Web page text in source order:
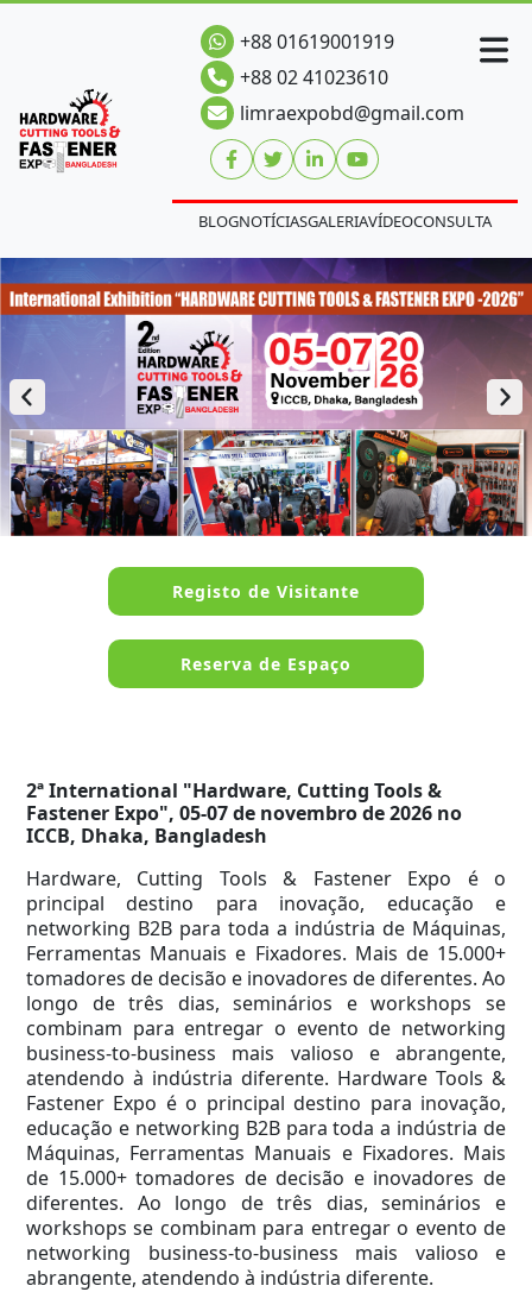
+88 01619001919
+88 02 41023610
limraexpobd@gmail.com
BLOGNOTÍCIASGALERIAVÍDEOCONSULTA
Registo de Visitante
Reserva de Espaço
2ª International "Hardware, Cutting Tools &
Fastener Expo", 05-07 de novembro de 2026 no
ICCB, Dhaka, Bangladesh
Hardware, Cutting Tools & Fastener Expo é o
principal destino para inovação, educação e
networking B2B para toda a indústria de Máquinas,
Ferramentas Manuais e Fixadores. Mais de 15.000+
tomadores de decisão e inovadores de diferentes. Ao
longo de três dias, seminários e workshops se
combinam para entregar o evento de networking
business-to-business mais valioso e abrangente,
atendendo à indústria diferente. Hardware Tools &
Fastener Expo é o principal destino para inovação,
educação e networking B2B para toda a indústria de
Máquinas, Ferramentas Manuais e Fixadores. Mais
de 15.000+ tomadores de decisão e inovadores de
diferentes. Ao longo de três dias, seminários e
workshops se combinam para entregar o evento de
networking business-to-business mais valioso e
abrangente, atendendo à indústria diferente.